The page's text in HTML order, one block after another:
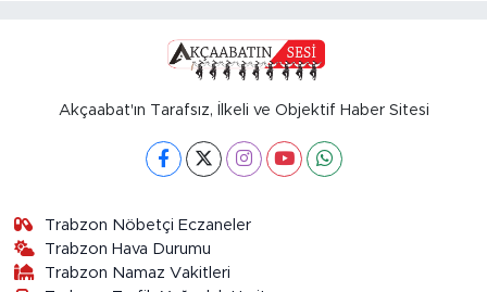
Akçaabat'ın Tarafsız, İlkeli ve Objektif Haber Sitesi
Trabzon Nöbetçi Eczaneler
Trabzon Hava Durumu
Trabzon Namaz Vakitleri